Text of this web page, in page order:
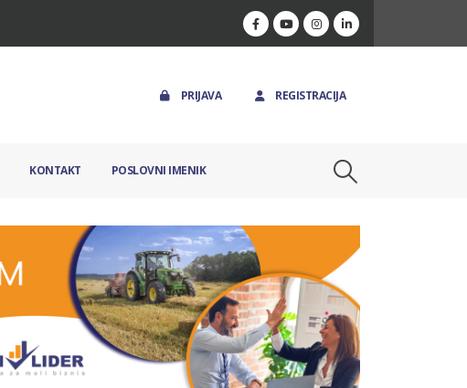
PRIJAVA REGISTRACIJA
KONTAKT POSLOVNI IMENIK